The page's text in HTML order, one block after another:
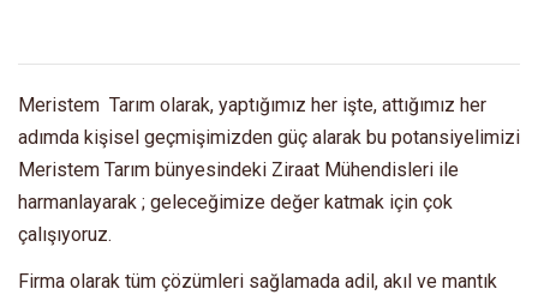
Meristem Tarım olarak, yaptığımız her işte, attığımız her
adımda kişisel geçmişimizden güç alarak bu potansiyelimizi
Meristem Tarım bünyesindeki Ziraat Mühendisleri ile
harmanlayarak ; geleceğimize değer katmak için çok
çalışıyoruz.
Firma olarak tüm çözümleri sağlamada adil, akıl ve mantık